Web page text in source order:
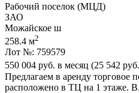
Рабочий поселок (МЦД)
ЗАО
Можайское ш
258.4 м2
Лот №: 759579
550 004 руб. в месяц (25 542 руб.
Предлагаем в аренду
расположено в ТЦ на 1 этаже.